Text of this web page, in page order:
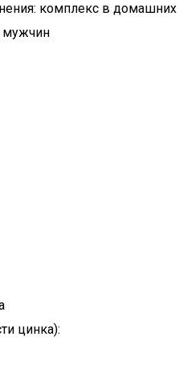
комплекс в домашних
мужчин
цинка):